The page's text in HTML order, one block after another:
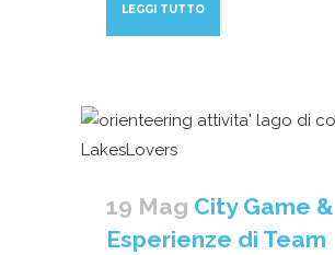
LEGGI TUTTO
19 Mag City Game &
Esperienze di Team